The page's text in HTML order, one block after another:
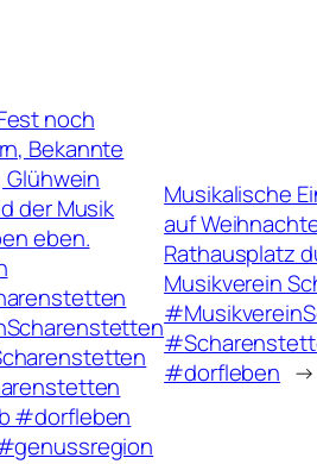
noch
Bekannte
der Musik
eben.
#dorfleben
Musikalische
auf
Rathausplatz
Musikverein
#dorfleben →